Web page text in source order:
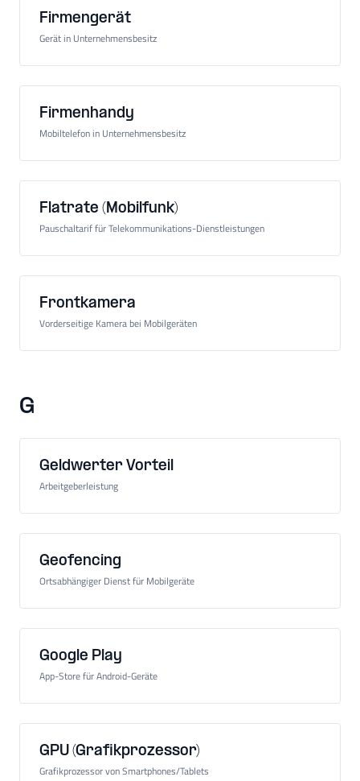
Firmengerät
Gerät in Unternehmensbesitz
Firmenhandy
Mobiltelefon in Unternehmensbesitz
Flatrate (Mobilfunk)
Pauschaltarif für Telekommunikations-Dienstleistungen
Frontkamera
Vorderseitige Kamera bei Mobilgeräten
G
Geldwerter Vorteil
Arbeitgeberleistung
Geofencing
Ortsabhängiger Dienst für Mobilgeräte
Google Play
App-Store für Android-Geräte
GPU (Grafikprozessor)
Grafikprozessor von Smartphones/Tablets